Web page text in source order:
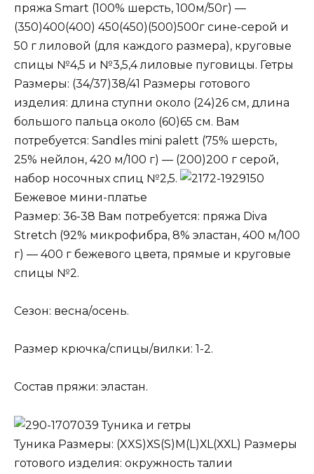
пряжа Smart (100% шерсть, 100м/50г) —
(350)400(400) 450(450)(500)500г сине-серой и
50 г лиловой (для каждого размера), круговые
спицы №4,5 и №3,5,4 лиловые пуговицы. Гетры
Размеры: (34/37)38/41 Размеры готового
изделия: длина ступни около (24)26 см, длина
большого пальца около (60)65 см. Вам
потребуется: Sandles mini palett (75% шерсть,
25% нейлон, 420 м/100 г) — (200)200 г серой,
набор носочных спиц №2,5.
Бежевое мини-платье
Размер: 36-38 Вам потребуется: пряжа Diva
Stretch (92% микрофибра, 8% эластан, 400 м/100
г) — 400 г бежевого цвета, прямые и круговые
спицы №2.
Сезон: весна/осень.
Размер крючка/спицы/вилки: 1-2.
Состав пряжи: эластан.
Туника и гетры
Туника Размеры: (XXS)ХS(S)М(L)ХL(ХХL) Размеры
готового изделия: окружность талии